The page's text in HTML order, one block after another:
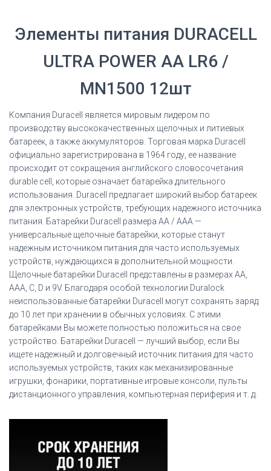
Элементы питания DURACELL
ULTRA POWER АА LR6 /
MN1500 12шт
Компания Duracell является мировым лидером по
производству высококачественных щелочных и литиевых
батареек, а также аккумуляторов. Торговая марка Duracell
официально зарегистрирована в 1964 году, ее название
происходит от сокращения английского словосочетания
durable cell, которые означает батарейка длительного
использования. Duracell предлагает широкий выбор батареек
для электронных устройств, требующих надежного источника
питания. Батарейки Duracell размера AA / AAA —
универсальные щелочные батарейки, которые станут
надежным источником питания для часто используемых
устройств, нуждающихся в дополнительной мощности.
Щелочные батарейки Duracell представлены в размерах AA,
AAA, C, D и 9V. Благодаря особой технологии Duralock
неиспользованные батарейки Duracell могут сохранять заряд
до 10 лет при хранении в обычных условиях. С этими
батарейками Вы можете полностью положиться на свое
устройство. Батарейки Duracell — лучший выбор, если Вы
ищете надежный и долговечный источник питания для часто
используемых устройств, таких как механизированные
игрушки, фонарики, портативные игровые консоли, пульты
дистанционного управления, компьютерная периферия и т. д.